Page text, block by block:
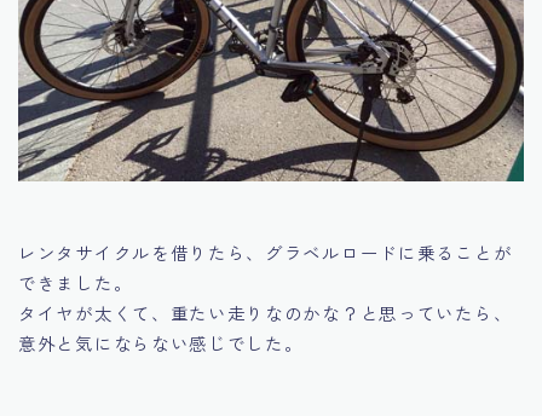
レンタサイクルを借りたら、グラベルロードに乗ることが
できました。
タイヤが太くて、重たい走りなのかな？と思っていたら、
意外と気にならない感じでした。